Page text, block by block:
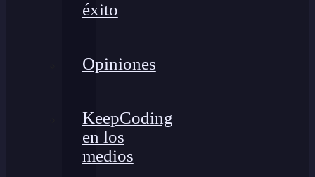
éxito
Opiniones
KeepCoding
en los
medios